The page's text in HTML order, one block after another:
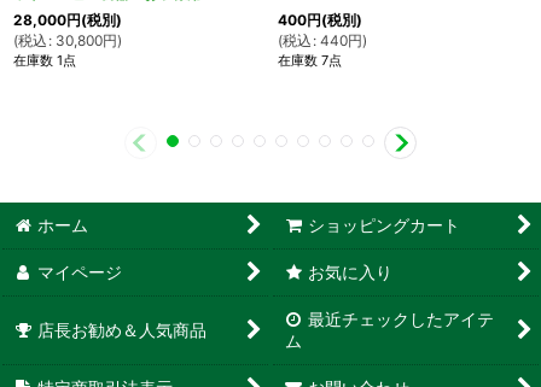
28,000円(税別)
(税込 : 30,800円)
在庫数 1点
400円(税別)
(税込 : 440円)
在庫数 7点
ホーム ショッピングカート
マイページ お気に入り
店長お勧め＆人気商品
最近チェックしたアイテ
ム